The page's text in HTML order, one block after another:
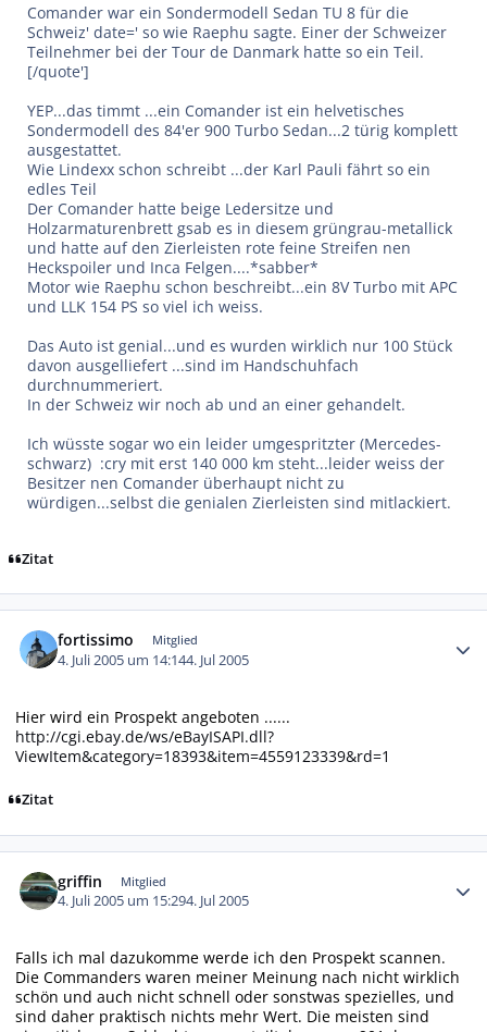
Comander war ein Sondermodell Sedan TU 8 für die
Schweiz' date=' so wie Raephu sagte. Einer der Schweizer
Teilnehmer bei der Tour de Danmark hatte so ein Teil.
[/quote']
YEP...das timmt ...ein Comander ist ein helvetisches
Sondermodell des 84'er 900 Turbo Sedan...2 türig komplett
ausgestattet.
Wie Lindexx schon schreibt ...der Karl Pauli fährt so ein
edles Teil
Der Comander hatte beige Ledersitze und
Holzarmaturenbrett gsab es in diesem grüngrau-metallick
und hatte auf den Zierleisten rote feine Streifen nen
Heckspoiler und Inca Felgen....*sabber*
Motor wie Raephu schon beschreibt...ein 8V Turbo mit APC
und LLK 154 PS so viel ich weiss.
Das Auto ist genial...und es wurden wirklich nur 100 Stück
davon ausgelliefert ...sind im Handschuhfach
durchnummeriert.
In der Schweiz wir noch ab und an einer gehandelt.
Ich wüsste sogar wo ein leider umgespritzter (Mercedes-
schwarz) :cry mit erst 140 000 km steht...leider weiss der
Besitzer nen Comander überhaupt nicht zu
würdigen...selbst die genialen Zierleisten sind mitlackiert.
Zitat
fortissimo Mitglied
4. Juli 2005 um 14:144. Jul 2005
Hier wird ein Prospekt angeboten ......
http://cgi.ebay.de/ws/eBayISAPI.dll?
ViewItem&category=18393&item=4559123339&rd=1
Zitat
griffin Mitglied
4. Juli 2005 um 15:294. Jul 2005
Falls ich mal dazukomme werde ich den Prospekt scannen.
Die Commanders waren meiner Meinung nach nicht wirklich
schön und auch nicht schnell oder sonstwas spezielles, und
sind daher praktisch nichts mehr Wert. Die meisten sind